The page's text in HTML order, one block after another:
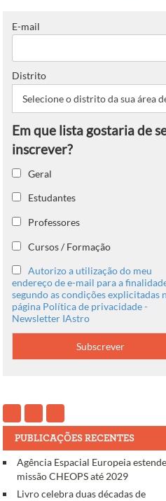
E-mail
Distrito
Geral
Estudantes
Professores
Cursos / Formação
Autorizo a utilização do meu
endereço de e-mail para a
segundo as condições explicitadas
página Política de privacidade -
Newsletter IAstro
PUBLICAÇÕES RECENTES
Agência Espacial Europeia estende
missão CHEOPS até 2029
Livro celebra duas décadas de